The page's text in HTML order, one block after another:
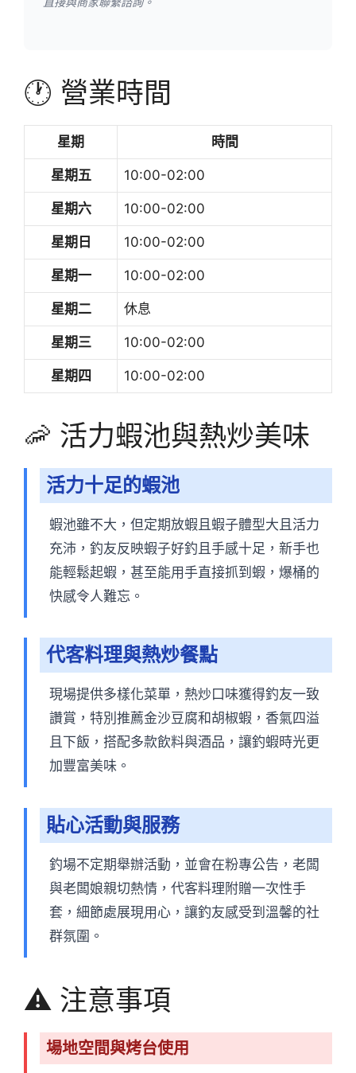
🕐 營業時間
星期 時間
星期五 10:00-02:00
星期六 10:00-02:00
星期日 10:00-02:00
星期一 10:00-02:00
星期二 休息
星期三 10:00-02:00
星期四 10:00-02:00
🦐 活力蝦池與熱炒美味
活力十足的蝦池
蝦池雖不大，但定期放蝦且蝦子體型大且活力
充沛，釣友反映蝦子好釣且手感十足，新手也
能輕鬆起蝦，甚至能用手直接抓到蝦，爆桶的
快感令人難忘。
代客料理與熱炒餐點
現場提供多樣化菜單，熱炒口味獲得釣友一致
讚賞，特別推薦金沙豆腐和胡椒蝦，香氣四溢
且下飯，搭配多款飲料與酒品，讓釣蝦時光更
加豐富美味。
貼心活動與服務
釣場不定期舉辦活動，並會在粉專公告，老闆
與老闆娘親切熱情，代客料理附贈一次性手
套，細節處展現用心，讓釣友感受到溫馨的社
群氛圍。
⚠️ 注意事項
場地空間與烤台使用